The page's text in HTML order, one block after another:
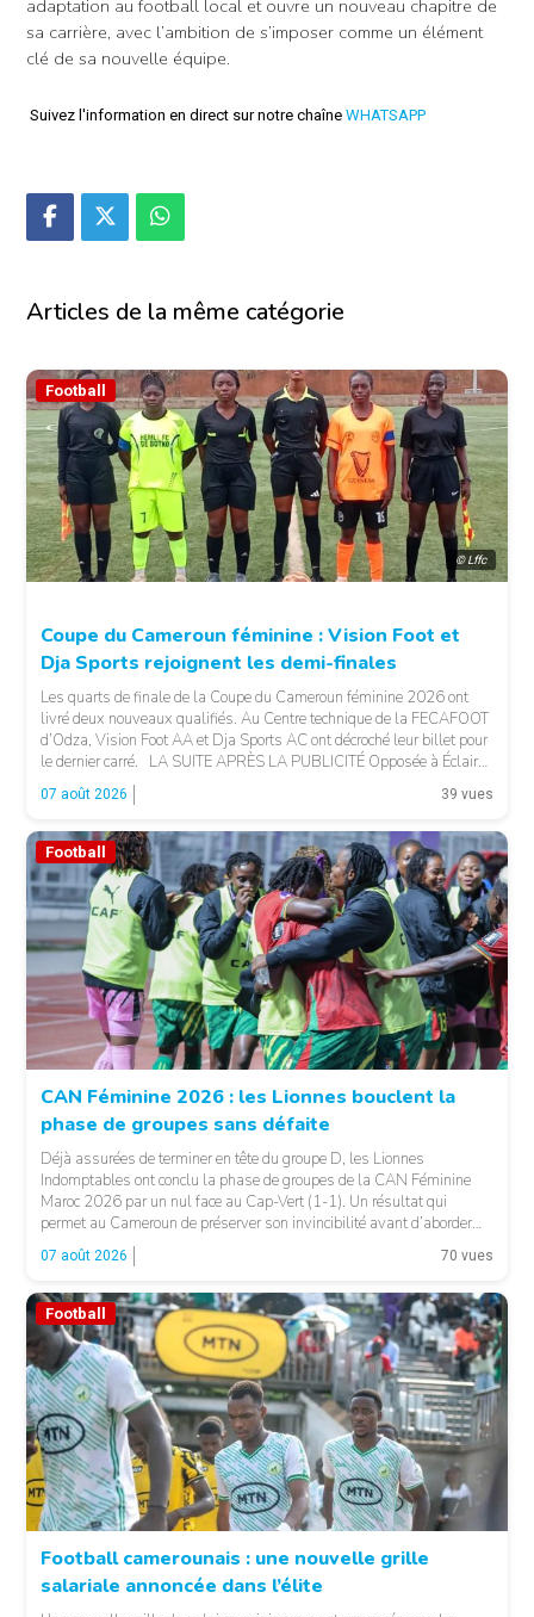
adaptation au football local et ouvre un nouveau chapitre de
sa carrière, avec l’ambition de s’imposer comme un élément
clé de sa nouvelle équipe.
Suivez l'information en direct sur notre chaîne WHATSAPP
Articles de la même catégorie
© Lffc
Football
Coupe du Cameroun féminine : Vision Foot et
Dja Sports rejoignent les demi-finales
Les quarts de finale de la Coupe du Cameroun féminine 2026 ont
livré deux nouveaux qualifiés. Au Centre technique de la FECAFOOT
d’Odza, Vision Foot AA et Dja Sports AC ont décroché leur billet pour
le dernier carré. LA SUITE APRÈS LA PUBLICITÉ Opposée à Éclair
FF, Vision Foot a dû patienter jusqu’à la […]
07 août 2026 39 vues
Football
CAN Féminine 2026 : les Lionnes bouclent la
phase de groupes sans défaite
Déjà assurées de terminer en tête du groupe D, les Lionnes
Indomptables ont conclu la phase de groupes de la CAN Féminine
Maroc 2026 par un nul face au Cap-Vert (1-1). Un résultat qui
permet au Cameroun de préserver son invincibilité avant d’aborder
les choses sérieuses. Les Camerounaises ont rapidement pris le
contrôle des opérations […]
07 août 2026 70 vues
Football
Football camerounais : une nouvelle grille
salariale annoncée dans l’élite